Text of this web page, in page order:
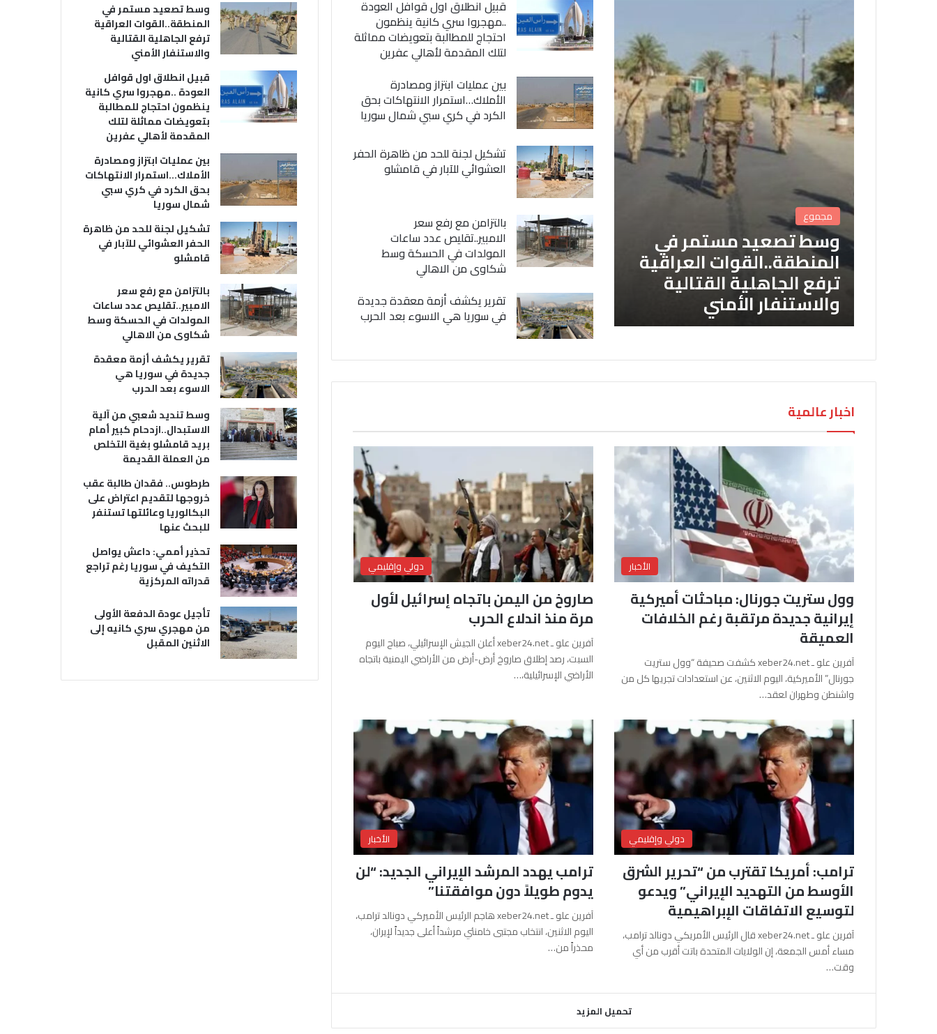
مجموع
وسط تصعيد مستمر في
المنطقة..القوات العراقية
ترفع الجاهلية القتالية
والاستنفار الأمني
قبيل انطلاق اول قوافل العودة
..مهجروا سري كانية ينظمون
احتجاج للمطالبة بتعويضات مماثلة
لتلك المقدمة لأهالي عفرين
بين عمليات ابتزاز ومصادرة
الأملاك…استمرار الانتهاكات بحق
الكرد في كري سبي شمال سوريا
تشكيل لجنة للحد من ظاهرة الحفر
العشوائي للآبار في قامشلو
بالتزامن مع رفع سعر
الامبير..تقليص عدد ساعات
المولدات في الحسكة وسط
شكاوى من الاهالي
تقرير يكشف أزمة معقدة جديدة
في سوريا هي الاسوء بعد الحرب
اخبار عالمية
الأخبار
وول ستريت جورنال: مباحثات أميركية
إيرانية جديدة مرتقبة رغم الخلافات
العميقة
آفرين علو ـ xeber24.net كشفت صحيفة “وول ستريت
جورنال” الأميركية، اليوم الاثنين، عن استعدادات تجريها كل من
واشنطن وطهران لعقد…
دولي وإقليمي
صاروخ من اليمن باتجاه إسرائيل لأول
مرة منذ اندلاع الحرب
آفرين علو ـ xeber24.net أعلن الجيش الإسرائيلي، صباح اليوم
السبت، رصد إطلاق صاروخ أرض-أرض من الأراضي اليمنية باتجاه
الأراضي الإسرائيلية،…
دولي وإقليمي
ترامب: أمريكا تقترب من “تحرير الشرق
الأوسط من التهديد الإيراني” ويدعو
لتوسيع الاتفاقات الإبراهيمية
آفرين علو ـ xeber24.net قال الرئيس الأمريكي دونالد ترامب،
مساء أمس الجمعة، إن الولايات المتحدة باتت أقرب من أي
وقت…
الأخبار
ترامب يهدد المرشد الإيراني الجديد: “لن
يدوم طويلاً دون موافقتنا”
آفرين علو ـ xeber24.net هاجم الرئيس الأميركي دونالد ترامب،
اليوم الاثنين، انتخاب مجتبى خامنئي مرشداً أعلى جديداً لإيران،
محذراً من…
تحميل المزيد
وسط تصعيد مستمر في
المنطقة..القوات العراقية
ترفع الجاهلية القتالية
والاستنفار الأمني
قبيل انطلاق اول قوافل
العودة ..مهجروا سري كانية
ينظمون احتجاج للمطالبة
بتعويضات مماثلة لتلك
المقدمة لأهالي عفرين
بين عمليات ابتزاز ومصادرة
الأملاك…استمرار الانتهاكات
بحق الكرد في كري سبي
شمال سوريا
تشكيل لجنة للحد من ظاهرة
الحفر العشوائي للآبار في
قامشلو
بالتزامن مع رفع سعر
الامبير..تقليص عدد ساعات
المولدات في الحسكة وسط
شكاوى من الاهالي
تقرير يكشف أزمة معقدة
جديدة في سوريا هي
الاسوء بعد الحرب
وسط تنديد شعبي من آلية
الاستبدال..ازدحام كبير أمام
بريد قامشلو بغية التخلص
من العملة القديمة
طرطوس.. فقدان طالبة عقب
خروجها لتقديم اعتراض على
البكالوريا وعائلتها تستنفر
للبحث عنها
تحذير أممي: داعش يواصل
التكيف في سوريا رغم تراجع
قدراته المركزية
تأجيل عودة الدفعة الأولى
من مهجري سري كانيه إلى
الاثنين المقبل